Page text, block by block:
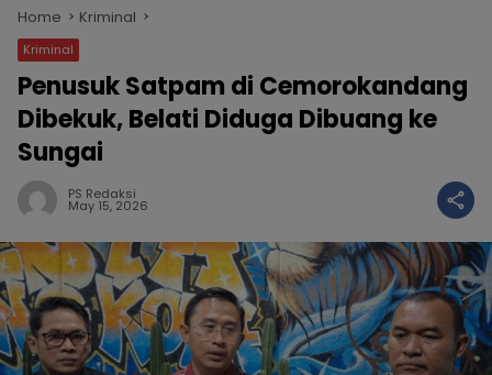
Home Kriminal
Kriminal
Penusuk Satpam di Cemorokandang
Dibekuk, Belati Diduga Dibuang ke
Sungai
PS Redaksi
May 15, 2026